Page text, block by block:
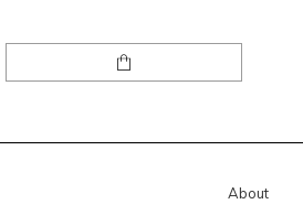
About